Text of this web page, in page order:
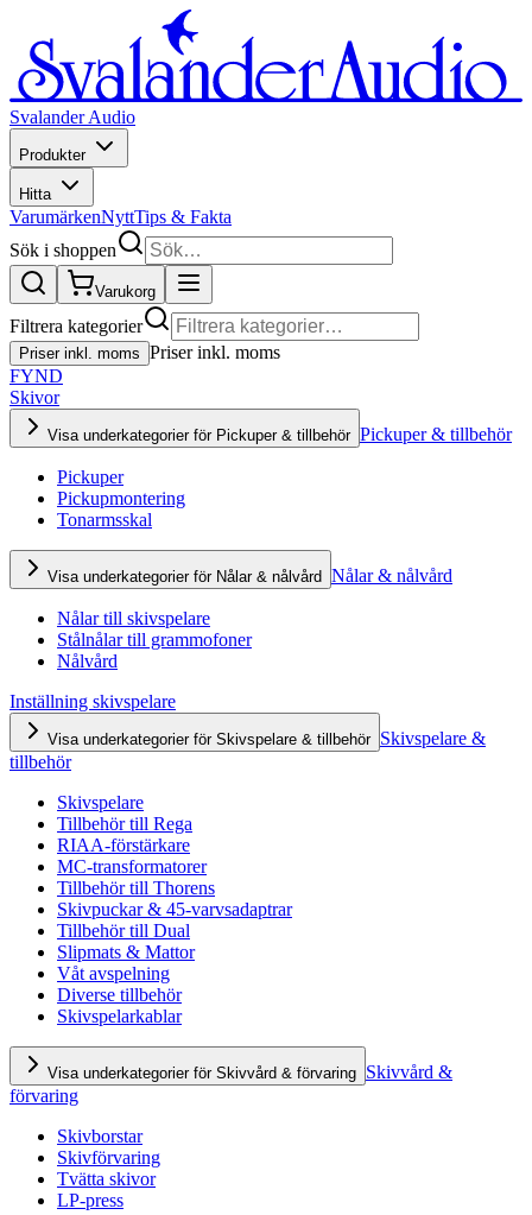
Svalander Audio
Produkter
Hitta
VarumärkenNyttTips & Fakta
Sök i shoppen
Varukorg
Filtrera kategorier
Priser inkl. moms Priser inkl. moms
FYND
Skivor
Visa underkategorier för Pickuper & tillbehör Pickuper & tillbehör
Pickuper
Pickupmontering
Tonarmsskal
Visa underkategorier för Nålar & nålvård Nålar & nålvård
Nålar till skivspelare
Stålnålar till grammofoner
Nålvård
Inställning skivspelare
Visa underkategorier för Skivspelare & tillbehör Skivspelare &
tillbehör
Skivspelare
Tillbehör till Rega
RIAA-förstärkare
MC-transformatorer
Tillbehör till Thorens
Skivpuckar & 45-varvsadaptrar
Tillbehör till Dual
Slipmats & Mattor
Våt avspelning
Diverse tillbehör
Skivspelarkablar
Visa underkategorier för Skivvård & förvaring Skivvård &
förvaring
Skivborstar
Skivförvaring
Tvätta skivor
LP-press